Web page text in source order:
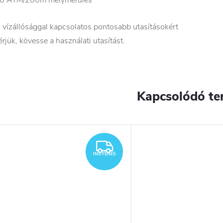
vízállósággal kapcsolatos pontosabb utasításokért
kövesse a használati utasítást.
Kapcsolódó
INGYENES
INGYENES